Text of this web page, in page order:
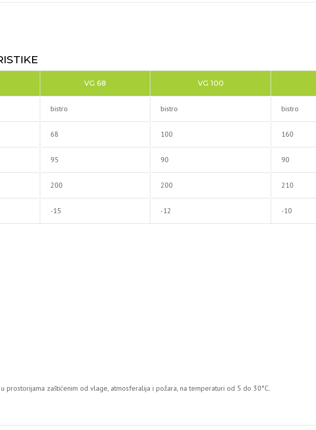
VG 68 VG 100
bistro bistro bistro
68 100 160
95 90 90
200 200 210
-15 -12 -10
prostorijama zaštićenim od vlage, atmosferalija i požara, na temperaturi od 5 do 30°C.